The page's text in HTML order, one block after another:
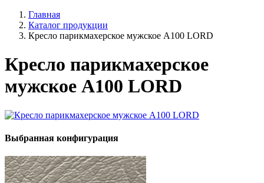
Главная
Каталог продукции
Кресло парикмахерское мужское А100 LORD
Кресло парикмахерское
мужское А100 LORD
Выбранная конфигурация